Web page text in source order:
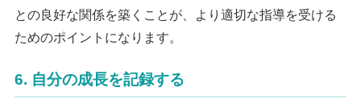
との良好な関係を築くことが、より適切な指導を受ける
ためのポイントになります。
6. 自分の成長を記録する